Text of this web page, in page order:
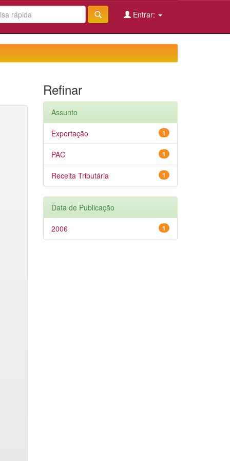
Entrar:
Refinar
Assunto
1
Exportação
1
PAC
1
Receita Tributária
Data de Publicação
1
2006